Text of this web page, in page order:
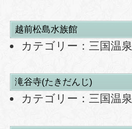
越前松島水族館
カテゴリー： 三国温泉
滝谷寺(たきだんじ)
カテゴリー： 三国温泉